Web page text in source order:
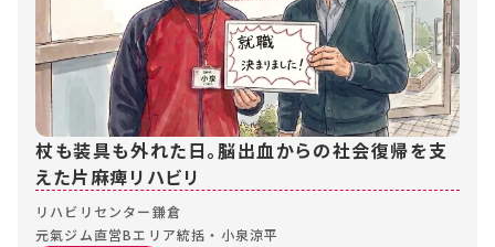
杖も装具も外れた日。脳出血からの社会復帰を支
えた片麻痺リハビリ
リハビリセンター鎌倉
元氣ジム直営Bエリア統括・小泉涼平